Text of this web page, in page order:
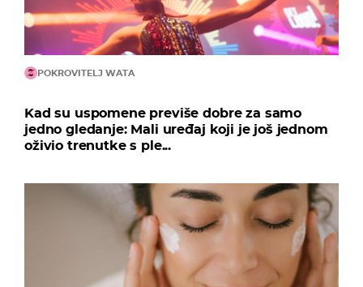
POKROVITELJ WATA
Kad su uspomene previše dobre za samo
jedno gledanje: Mali uređaj koji je još jednom
oživio trenutke s ple...